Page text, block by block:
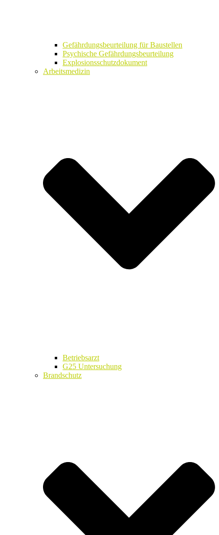
Gefährdungsbeurteilung für Baustellen
Psychische Gefährdungsbeurteilung
Explosionsschutzdokument
Arbeitsmedizin
Betriebsarzt
G25 Untersuchung
Brandschutz